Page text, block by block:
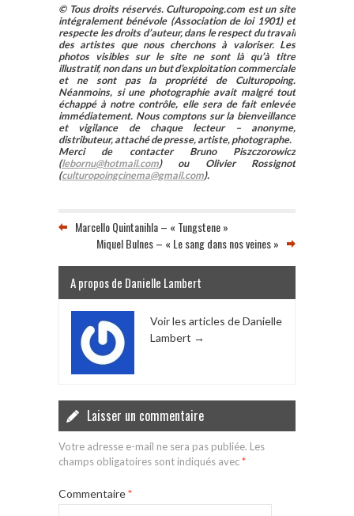
© Tous droits réservés. Culturopoing.com est un site
intégralement bénévole (Association de loi 1901) et
respecte les droits d’auteur, dans le respect du travail
des artistes que nous cherchons à valoriser. Les
photos visibles sur le site ne sont là qu’à titre
illustratif, non dans un but d’exploitation commerciale
et ne sont pas la propriété de Culturopoing.
Néanmoins, si une photographie avait malgré tout
échappé à notre contrôle, elle sera de fait enlevée
immédiatement. Nous comptons sur la bienveillance
et vigilance de chaque lecteur – anonyme,
distributeur, attaché de presse, artiste, photographe.
Merci de contacter Bruno Piszczorowicz
(lebornu@hotmail.com) ou Olivier Rossignot
(culturopoingcinema@gmail.com).
Marcello Quintanihla – « Tungstene »
Miquel Bulnes – « Le sang dans nos veines »
A propos de Danielle Lambert
Voir les articles de Danielle
Lambert →
Laisser un commentaire
Votre adresse e-mail ne sera pas publiée. Les
champs obligatoires sont indiqués avec*
Commentaire*